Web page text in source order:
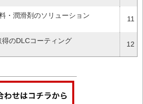
・潤滑剤のソリューション 11
得のDLCコーティング 12